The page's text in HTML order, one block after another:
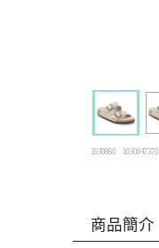
1030860 1030847370
商品簡介